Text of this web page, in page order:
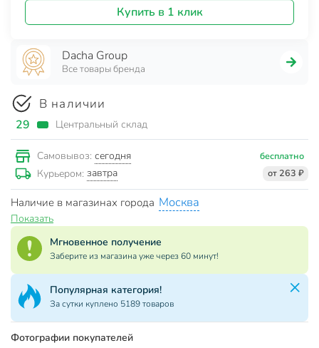
Купить в 1 клик
Dacha Group
Все товары бренда
В наличии
29 Центральный склад
Самовывоз: сегодня бесплатно
Курьером: завтра от 263 ₽
Наличие в магазинах города Москва
Показать
Мгновенное получение
Заберите из магазина уже через 60 минут!
Популярная категория!
За сутки куплено 5189 товаров
Фотографии покупателей